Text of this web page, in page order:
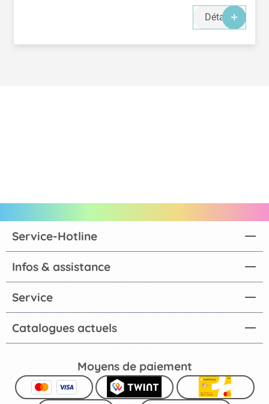
Détails
Catalogues actuels
Service-Hotline
Infos & assistance
Service
Moyens de paiement